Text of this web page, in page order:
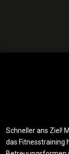
Schneller ans Ziel!
das Fitnesstraining